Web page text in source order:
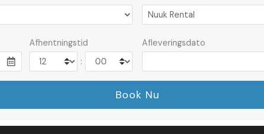
Afhentningstid
:
Afleveringsdato